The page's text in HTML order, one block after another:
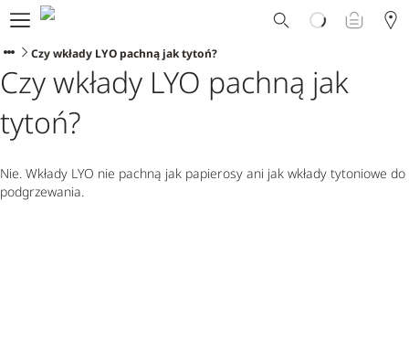
Dlaczego Ploom?
Sklep
Ploom Club
Oferty Specjalne
Wsparcie
Wydarzenia
Sklepy Ploom
Czy wkłady LYO pachną jak tytoń?
Czy wkłady LYO pachną jak
tytoń?
Nie. Wkłady LYO nie pachną jak papierosy ani jak wkłady tytoniowe do
podgrzewania.